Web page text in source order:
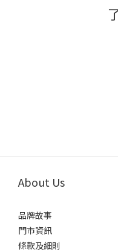
About Us
品牌故事
門市資訊
條款及細則